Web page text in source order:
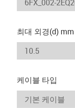
최대 외경(d)
케이블 타입